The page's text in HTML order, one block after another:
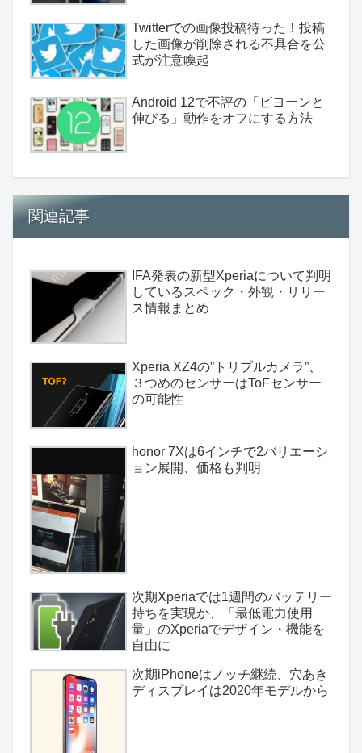
Twitterでの画像投稿待った！投稿
した画像が削除される不具合を公
式が注意喚起
Android 12で不評の「ビヨーンと
伸びる」動作をオフにする方法
関連記事
IFA発表の新型Xperiaについて判明
しているスペック・外観・リリー
ス情報まとめ
Xperia XZ4の”トリプルカメラ”、
３つめのセンサーはToFセンサー
の可能性
honor 7Xは6インチで2バリエーシ
ョン展開、価格も判明
次期Xperiaでは1週間のバッテリー
持ちを実現か、「最低電力使用
量」のXperiaでデザイン・機能を
自由に
次期iPhoneはノッチ継続、穴あき
ディスプレイは2020年モデルから